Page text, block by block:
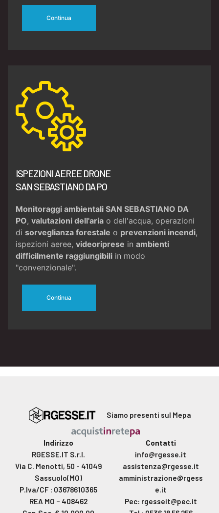
Continua
ISPEZIONI AEREE DRONE
SAN SEBASTIANO DA PO
Monitoraggi ambientali SAN SEBASTIANO DA
PO, valutazioni dell'aria o dell'acqua, operazioni
di sorveglianza forestale o prevenzioni incendi,
ispezioni aeree, videoriprese in ambienti
difficilmente raggiungibili in modo
"convenzionale".
Continua
Siamo presenti sul Mepa
Indirizzo
RGESSE.IT S.r.l.
Via C. Menotti, 50 - 41049
Sassuolo(MO)
P.Iva/CF : 03678610365
REA MO – 408462
Contatti
info@rgesse.it
assistenza@rgesse.it
amministrazione@rgess
e.it
Pec: rgesseit@pec.it